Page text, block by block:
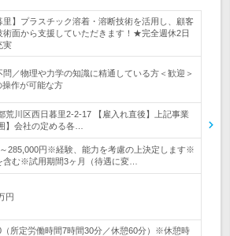
里】プラスチック溶着・溶断技術を活用し、顧客
術面から支援していただきます！★完全週休2日
実
問／物理や力学の知識に精通している方＜歓迎＞
作が可能な方
荒川区西日暮里2-2-17 【雇入れ直後】上記事業
】会社の定める各…
285,000円※経験、能力を考慮の上決定します※
含む※試用期間3ヶ月（待遇に変…
円
（所定労働時間7時間30分／休憩60分）※休憩時